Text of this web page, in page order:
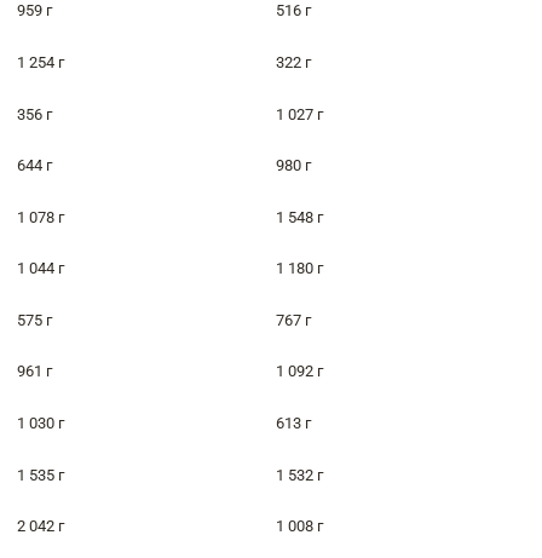
959 г 516 г
1 254 г 322 г
356 г 1 027 г
644 г 980 г
1 078 г 1 548 г
1 044 г 1 180 г
575 г 767 г
961 г 1 092 г
1 030 г 613 г
1 535 г 1 532 г
2 042 г 1 008 г